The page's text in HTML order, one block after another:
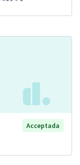
Acceptada